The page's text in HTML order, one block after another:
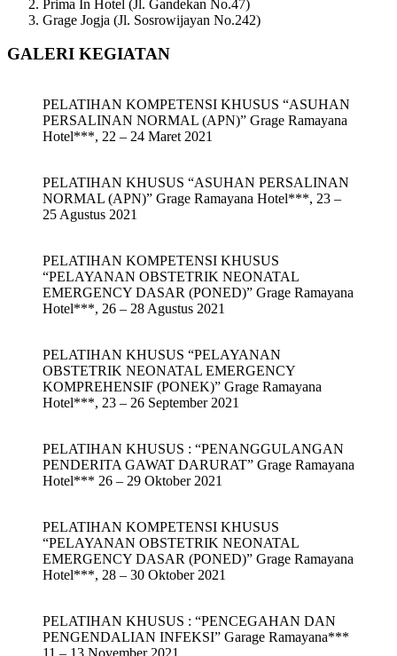
Prima In Hotel (Jl. Gandekan No.47)
Grage Jogja (Jl. Sosrowijayan No.242)
GALERI KEGIATAN
PELATIHAN KOMPETENSI KHUSUS “ASUHAN
PERSALINAN NORMAL (APN)” Grage Ramayana
Hotel***, 22 – 24 Maret 2021
PELATIHAN KHUSUS “ASUHAN PERSALINAN
NORMAL (APN)” Grage Ramayana Hotel***, 23 –
25 Agustus 2021
PELATIHAN KOMPETENSI KHUSUS
“PELAYANAN OBSTETRIK NEONATAL
EMERGENCY DASAR (PONED)” Grage Ramayana
Hotel***, 26 – 28 Agustus 2021
PELATIHAN KHUSUS “PELAYANAN
OBSTETRIK NEONATAL EMERGENCY
KOMPREHENSIF (PONEK)” Grage Ramayana
Hotel***, 23 – 26 September 2021
PELATIHAN KHUSUS : “PENANGGULANGAN
PENDERITA GAWAT DARURAT” Grage Ramayana
Hotel*** 26 – 29 Oktober 2021
PELATIHAN KOMPETENSI KHUSUS
“PELAYANAN OBSTETRIK NEONATAL
EMERGENCY DASAR (PONED)” Grage Ramayana
Hotel***, 28 – 30 Oktober 2021
PELATIHAN KHUSUS : “PENCEGAHAN DAN
PENGENDALIAN INFEKSI” Garage Ramayana***